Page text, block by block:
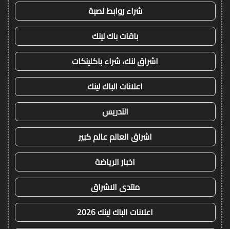
شراء روابط نصية
باقات باك لينك
اشراق لنك، شراء باكلينكات
اعلانات الباك لينك
التدريس
اشراق العالم عالم كبير
اخبار الرياضة
منتدى الاشراق
اعلانات الباك لينك 2026